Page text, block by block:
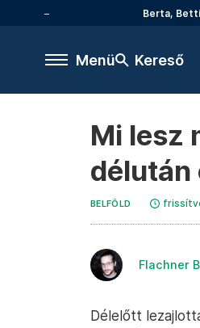
Berta,
Menü Kereső
Mi lesz
délután
BELFÖLD
Flachner
Délelőtt